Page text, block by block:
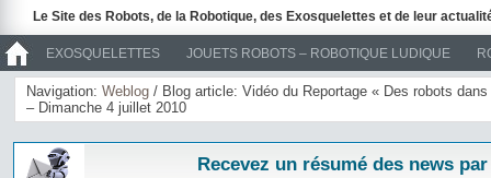
Le Site des Robots, de la Robotique, des Exosquelettes et de leur
EXOSQUELETTES JOUETS ROBOTS – ROBOTIQUE LUDIQUE
>> ROBOTS
Navigation: Weblog / Blog article: Vidéo du Reportage « Des robots
– Dimanche 4 juillet 2010
Recevez un résumé des news